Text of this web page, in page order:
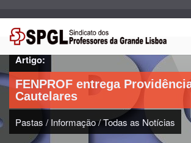
Artigo:
FENPROF entrega
Cautelares
Pastas / Informação/Todas as Notícias